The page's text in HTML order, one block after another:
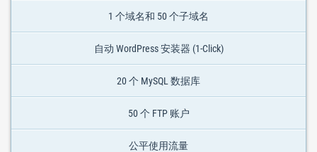
1 个域名和 50 个子域名
自动 WordPress 安装器 (1-Click)
20 个 MySQL 数据库
50 个 FTP 账户
公平使用流量